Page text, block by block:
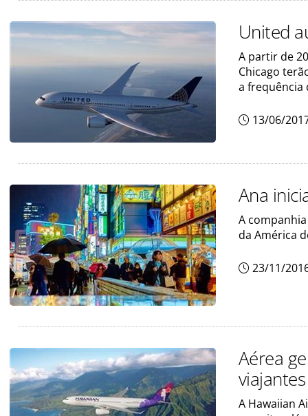
United
A partir de
Chicago
a frequência
13/06/
Ana
A
da América
23/11/
Aérea
viajantes
A Hawaiian